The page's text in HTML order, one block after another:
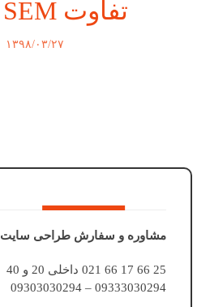
تفاوت SEM و SEO
۱۳۹۸/۰۳/۲۷
مشاوره و سفارش طراحی سایت
25 66 17 66 021 داخلی 20 و 40
09333030294 – 09303030294